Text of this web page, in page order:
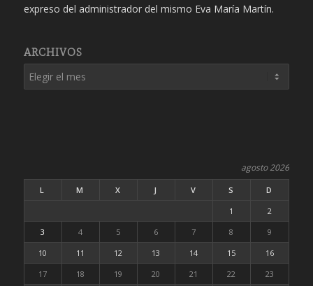
expreso del administrador del mismo Eva María Martín.
ARCHIVOS
agosto 2026
L M X J V S
D
1
2
3
4 5 6 7 8
9
10
11 12 13 14 15
16
17
18 19 20 21 22
23